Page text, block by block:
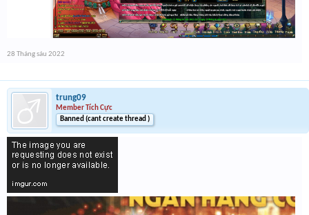
28 Tháng sáu 2022
trung09
Member Tích Cực
Banned (cant create thread )